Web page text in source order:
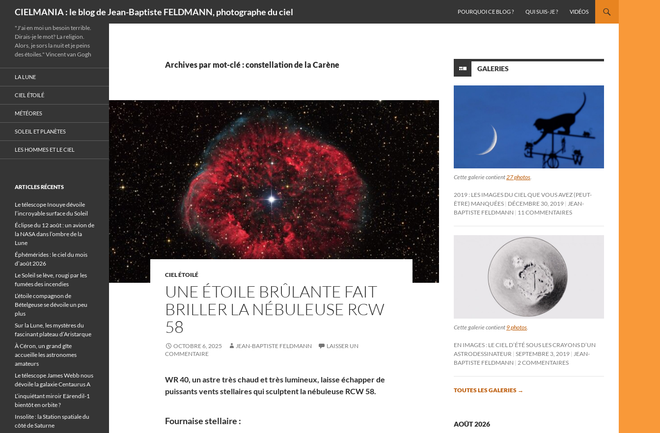
CIELMANIA : le blog de Jean-Baptiste FELDMANN, photographe du ciel
POURQUOI CE BLOG ?
QUI SUIS-JE ? VIDÉOS
Archives par mot-clé : constellation de la Carène
CIEL ÉTOILÉ
UNE ÉTOILE BRÛLANTE FAIT
BRILLER LA NÉBULEUSE RCW
58
OCTOBRE 6, 2025 JEAN-BAPTISTE FELDMANN
LAISSER UN
COMMENTAIRE
WR 40, un astre très chaud et très lumineux, laisse échapper de
puissants vents stellaires qui sculptent la nébuleuse RCW 58.
Fournaise stellaire :
GALERIES
Cette galerie contient27 photos.
2019 : LES IMAGES DU CIEL QUE VOUS AVEZ (PEUT-
ÊTRE) MANQUÉES DÉCEMBRE 30, 2019 JEAN-
BAPTISTE FELDMANN
11 COMMENTAIRES
Cette galerie contient 9 photos
EN IMAGES : LE CIEL D’ÉTÉ SOUS LES CRAYONS D’UN
ASTRODESSINATEUR SEPTEMBRE 3, 2019
JEAN-
BAPTISTE FELDMANN
2 COMMENTAIRES
TOUTES LES GALERIES →
AOÛT 2026
"J'ai en moi un besoin terrible.
Dirais-je le mot? La religion.
Alors, je sors la nuit et je peins
des étoiles." Vincent van Gogh
LA LUNE
CIEL ÉTOILÉ
MÉTÉORES
SOLEIL ET PLANÈTES
LES HOMMES ET LE CIEL
ARTICLES RÉCENTS
Le télescope Inouye dévoile
l’incroyable surface du Soleil
Éclipse du 12 août : un avion de
la NASA dans l’ombre de la
Lune
Éphémérides : le ciel du mois
d’août 2026
Le Soleil se lève, rougi par les
fumées des incendies
L’étoile compagnon de
Bételgeuse se dévoile un peu
plus
Sur la Lune, les mystères du
fascinant plateau d’Aristarque
À Céron, un grand gîte
accueille les astronomes
amateurs
Le télescope James Webb nous
dévoile la galaxie Centaurus A
L’inquiétant miroir Eärendil-1
bientôt en orbite ?
Insolite : la Station spatiale du
côté de Saturne